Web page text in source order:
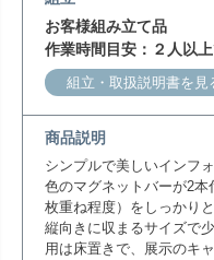
お客様組み立て品
作業時間目安：２人以
組立・取扱説明書を見
商品説明
シンプルで美しいインフ
色のマグネットバーが2
枚重ね程度）をしっかり
縦向きに収まるサイズで
用は床置きで、展示のキ